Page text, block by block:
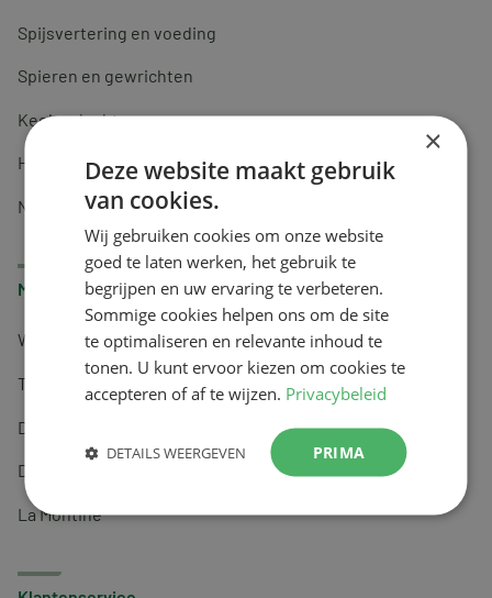
Spijsvertering en voeding
Spieren en gewrichten
Keel en luchtwegen
Huidverzorging
Nachtrust
Merken
Wapiti
Tai-Ginseng
Dermagíq
Draisma
La Montine
×
Deze website maakt gebruik
van cookies.
Wij gebruiken cookies om onze website
goed te laten werken, het gebruik te
begrijpen en uw ervaring te verbeteren.
Sommige cookies helpen ons om de site
te optimaliseren en relevante inhoud te
tonen. U kunt ervoor kiezen om cookies te
accepteren of af te wijzen. Privacybeleid
PRIMA
DETAILS WEERGEVEN